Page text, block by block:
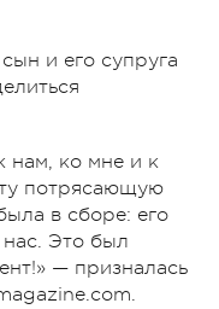
и его супруга
нам, ко мне и к
потрясающую
в сборе: его
нас. Это был
— призналась